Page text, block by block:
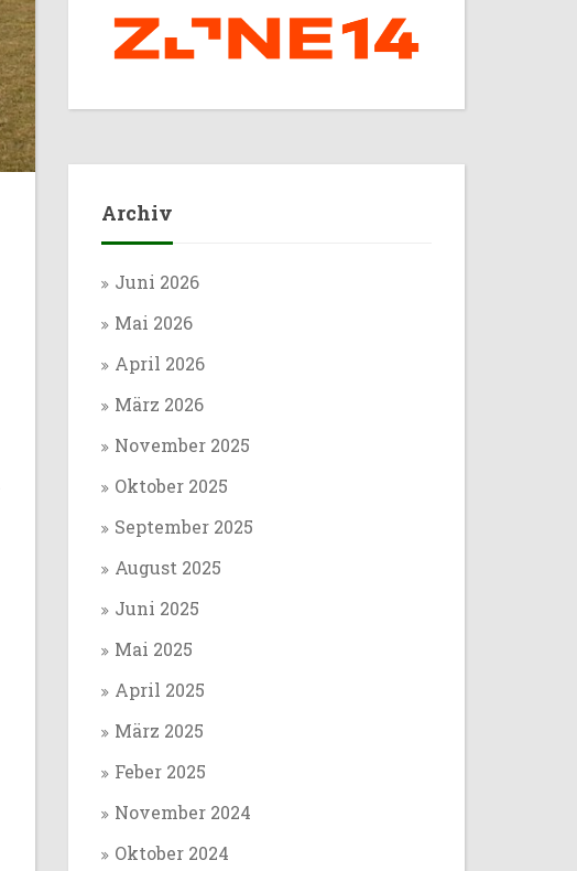
Archiv
Juni 2026
Mai 2026
April 2026
März 2026
November 2025
Oktober 2025
September 2025
August 2025
Juni 2025
Mai 2025
April 2025
März 2025
Feber 2025
November 2024
Oktober 2024